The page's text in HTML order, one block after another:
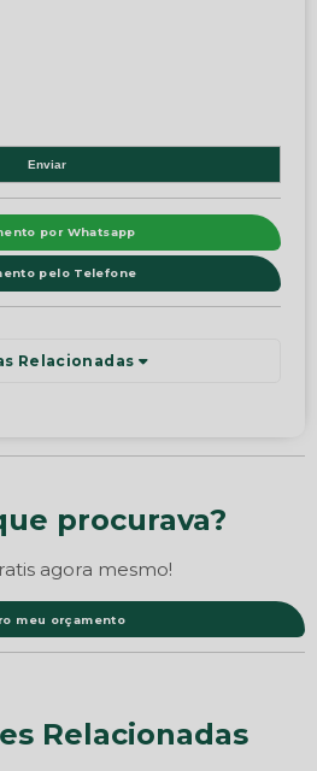
por Whatsapp
pelo Telefone
Relacionadas
procurava?
agora mesmo!
meu orçamento
Relacionadas